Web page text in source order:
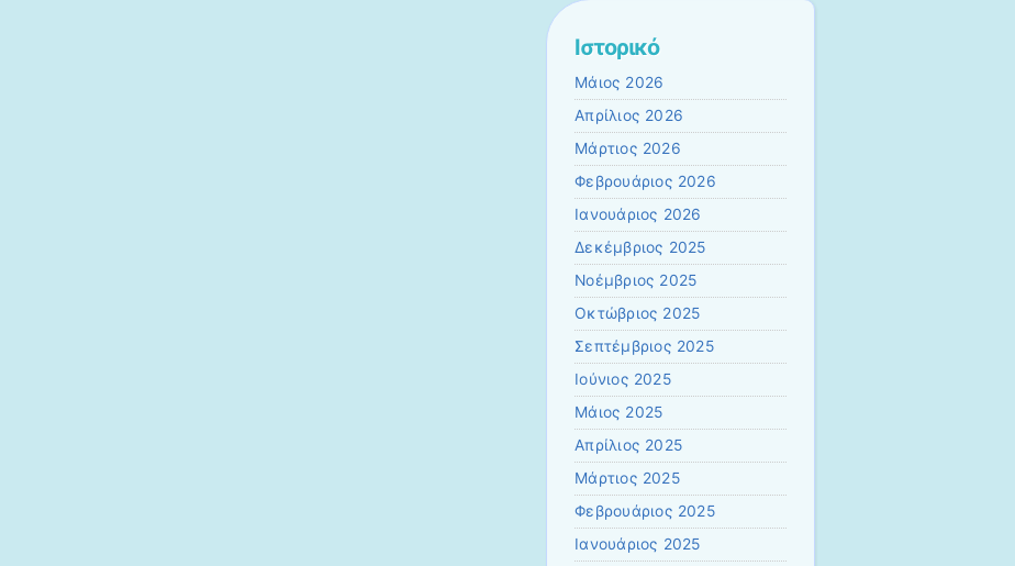
Ιστορικό
Μάιος 2026
Απρίλιος 2026
Μάρτιος 2026
Φεβρουάριος 2026
Ιανουάριος 2026
Δεκέμβριος 2025
Νοέμβριος 2025
Οκτώβριος 2025
Σεπτέμβριος 2025
Ιούνιος 2025
Μάιος 2025
Απρίλιος 2025
Μάρτιος 2025
Φεβρουάριος 2025
Ιανουάριος 2025